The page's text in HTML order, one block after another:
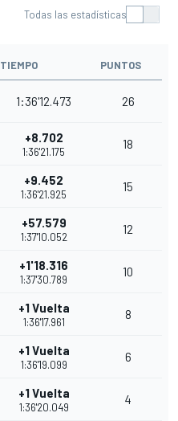
Todas las estadísticas
TIEMPO PUNTOS
1:36'12.473 26
+8.702
1:36'21.175
18
+9.452
1:36'21.925
15
+57.579
1:37'10.052
12
+1'18.316
1:37'30.789
10
+1 Vuelta
1:36'17.961
8
+1 Vuelta
1:36'19.099
6
+1 Vuelta
1:36'20.049
4